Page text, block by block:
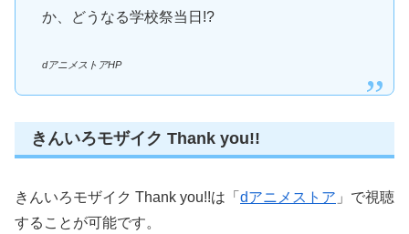
か、どうなる学校祭当日!?
dアニメストアHP
きんいろモザイク Thank you!!
きんいろモザイク Thank you!!は「 dアニメストア 」で視聴
することが可能です。